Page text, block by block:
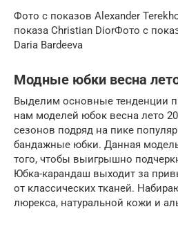
Фото с показов Alexander
показа Christian DiorФото с
Daria Bardeeva
Модные юбки весна
Выделим основные тенденции
нам моделей юбок весна лето
сезонов подряд на пике
бандажные юбки. Данная
того, чтобы выигрышно
Юбка-карандаш выходит за
от классических тканей.
люрекса, натуральной кожи и